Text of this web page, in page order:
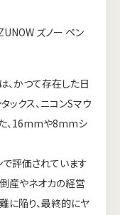
ズノー ペン
かつて存在した日
ックス、ニコンSマウ
た、16mmや8mmシ
で評価されています
産やネオカの経営
に陥り、最終的にヤ